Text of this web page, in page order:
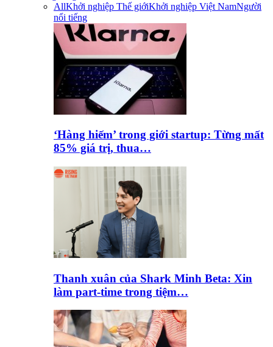
AllKhởi nghiệp Thế giớiKhởi nghiệp Việt NamNgười
nổi tiếng
‘Hàng hiếm’ trong giới startup: Từng mất
85% giá trị, thua…
Thanh xuân của Shark Minh Beta: Xin
làm part-time trong tiệm…